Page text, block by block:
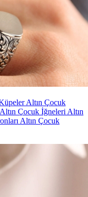
Altın Çocuk
Altın Çocuk İğneleri Altın
Altın Çocuk